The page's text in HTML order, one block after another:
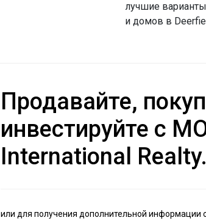
лучшие
и домов в
Продавайте,
инвестируйте с
International Realty.
или для получения дополнительной информации